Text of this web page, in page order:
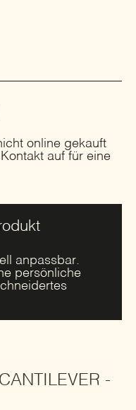
online gekauft
auf für eine
anpassbar.
persönliche
-